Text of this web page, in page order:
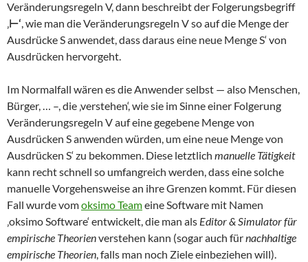
Veränderungsregeln V, dann beschreibt der Folgerungsbegriff
‚⊢‘, wie man die Veränderungsregeln V so auf die Menge der
Ausdrücke S anwendet, dass daraus eine neue Menge S‘ von
Ausdrücken hervorgeht.
Im Normalfall wären es die Anwender selbst — also Menschen,
Bürger, … –, die ‚verstehen‘, wie sie im Sinne einer Folgerung
Veränderungsregeln V auf eine gegebene Menge von
Ausdrücken S anwenden würden, um eine neue Menge von
Ausdrücken S‘ zu bekommen. Diese letztlich manuelle Tätigkeit
kann recht schnell so umfangreich werden, dass eine solche
manuelle Vorgehensweise an ihre Grenzen kommt. Für diesen
Fall wurde vomoksimo Teameine Software mit Namen
‚oksimo Software‘ entwickelt, die man als Editor & Simulator für
empirische Theorienverstehen kann (sogar auch fürnachhaltige
empirische Theorien, falls man noch Ziele einbeziehen will).